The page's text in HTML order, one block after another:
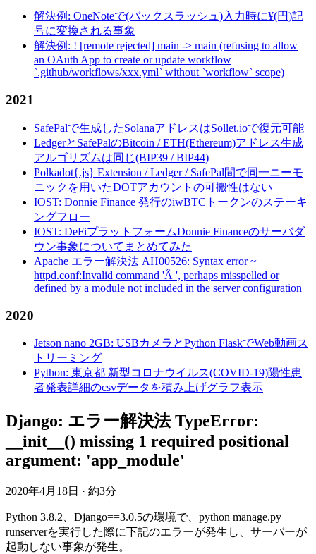
解決例: OneNoteで(バックスラッシュ)入力時に¥(円)記
号に変換される事象
解決例: ! [remote rejected] main -> main (refusing to allow
an OAuth App to create or update workflow
`.github/workflows/xxx.yml` without `workflow` scope)
2021
SafePalで生成したSolanaアドレスはSollet.ioで復元可能
LedgerとSafePalのBitcoin / ETH(Ethereum)アドレス生成
アルゴリズムは同じ(BIP39 / BIP44)
Polkadot{.js} Extension / Ledger / SafePal間で同一ニーモ
ニックを用いたDOTアカウントの可搬性はない
IOST: Donnie Finance 発行のiwBTCトークンのステーキ
ングフロー
IOST: DeFiプラットフォームDonnie Financeのサーバダ
ウン事象についてまとめてみた
Apache エラー解決法 AH00526: Syntax error ~
httpd.conf:Invalid command 'Â ', perhaps misspelled or
defined by a module not included in the server configuration
2020
Jetson nano 2GB: USBカメラとPython FlaskでWeb動画ス
トリーミング
Python: 東京都 新型コロナウイルス(COVID-19)陽性患
者発表詳細のcsvデータを積み上げグラフ表示
Django: エラー解決法 TypeError:
__init__() missing 1 required positional
argument: 'app_module'
2020年4月18日 · 約3分
Python 3.8.2、Django==3.0.5の環境で、python manage.py
runserverを実行した際に下記のエラーが発生し、サーバーが
起動しない事象が発生。